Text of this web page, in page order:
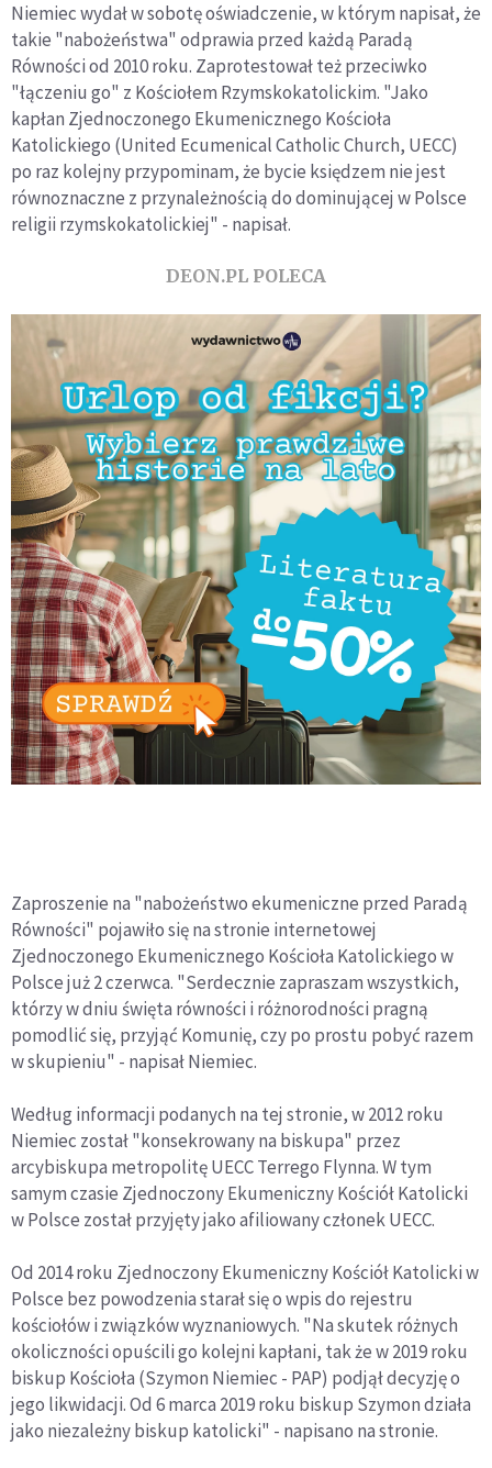
Niemiec wydał w sobotę oświadczenie, w którym napisał, że
takie "nabożeństwa" odprawia przed każdą Paradą
Równości od 2010 roku. Zaprotestował też przeciwko
"łączeniu go" z Kościołem Rzymskokatolickim. "Jako
kapłan Zjednoczonego Ekumenicznego Kościoła
Katolickiego (United Ecumenical Catholic Church, UECC)
po raz kolejny przypominam, że bycie księdzem nie jest
równoznaczne z przynależnością do dominującej w Polsce
religii rzymskokatolickiej" - napisał.
DEON.PL POLECA
Zaproszenie na "nabożeństwo ekumeniczne przed Paradą
Równości" pojawiło się na stronie internetowej
Zjednoczonego Ekumenicznego Kościoła Katolickiego w
Polsce już 2 czerwca. "Serdecznie zapraszam wszystkich,
którzy w dniu święta równości i różnorodności pragną
pomodlić się, przyjąć Komunię, czy po prostu pobyć razem
w skupieniu" - napisał Niemiec.
Według informacji podanych na tej stronie, w 2012 roku
Niemiec został "konsekrowany na biskupa" przez
arcybiskupa metropolitę UECC Terrego Flynna. W tym
samym czasie Zjednoczony Ekumeniczny Kościół Katolicki
w Polsce został przyjęty jako afiliowany członek UECC.
Od 2014 roku Zjednoczony Ekumeniczny Kościół Katolicki w
Polsce bez powodzenia starał się o wpis do rejestru
kościołów i związków wyznaniowych. "Na skutek różnych
okoliczności opuścili go kolejni kapłani, tak że w 2019 roku
biskup Kościoła (Szymon Niemiec - PAP) podjął decyzję o
jego likwidacji. Od 6 marca 2019 roku biskup Szymon działa
jako niezależny biskup katolicki" - napisano na stronie.